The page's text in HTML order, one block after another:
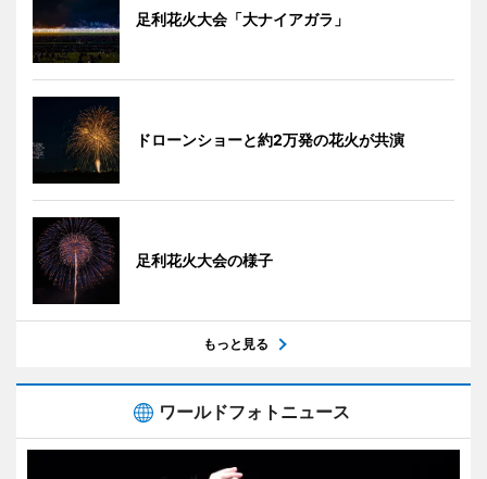
足利花火大会「大ナイアガラ」
ドローンショーと約2万発の花火が共演
足利花火大会の様子
もっと見る
ワールドフォトニュース